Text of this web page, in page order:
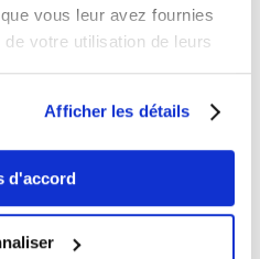
vous leur avez fournies
votre utilisation de leurs
Afficher les détails
d'accord